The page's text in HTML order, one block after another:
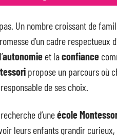
Un nombre croissant de
d’un cadre respectueux
autonomie et laconfiance
propose un parcours où
de ses choix.
d’uneécole
leurs enfants grandir